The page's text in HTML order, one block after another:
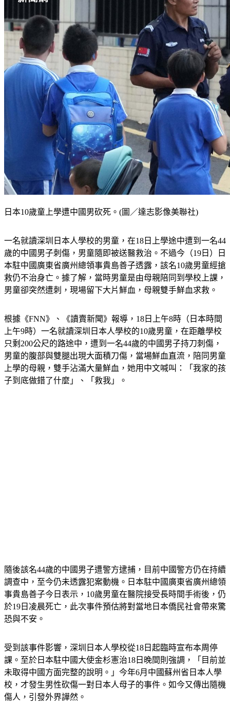
日本10歲童上學遭中國男砍死。(圖／達志影像美聯社)
一名就讀深圳日本人學校的男童，在18日上學途中遭到一名44
歲的中國男子刺傷，男童隨即被送醫救治。不過今（19日）日
本駐中國廣東省廣州總領事貴島善子透露，該名10歲男童經搶
救仍不治身亡。據了解，當時男童是由母親陪同到學校上課，
男童卻突然遭刺，現場留下大片鮮血，母親雙手鮮血求救。
根據《FNN》、《讀賣新聞》報導，18日上午8時（日本時間
上午9時）一名就讀深圳日本人學校的10歲男童，在距離學校
只剩200公尺的路途中，遭到一名44歲的中國男子持刀刺傷，
男童的腹部與雙腿出現大面積刀傷，當場鮮血直流，陪同男童
上學的母親，雙手沾滿大量鮮血，她用中文喊叫：「我家的孩
子到底做錯了什麼」、「救我」。
隨後該名44歲的中國男子遭警方逮捕，目前中國警方仍在持續
調查中，至今仍未透露犯案動機。日本駐中國廣東省廣州總領
事貴島善子今日表示，10歲男童在醫院接受長時間手術後，仍
於19日凌晨死亡，此次事件預估將對當地日本僑民社會帶來驚
恐與不安。
受到該事件影響，深圳日本人學校從18日起臨時宣布本周停
課。至於日本駐中國大使金杉憲治18日晚間則強調，「目前並
未取得中國方面完整的說明。」今年6月中國蘇州省日本人學
校，才發生男性砍傷一對日本人母子的事件。如今又傳出隨機
傷人，引發外界譁然。